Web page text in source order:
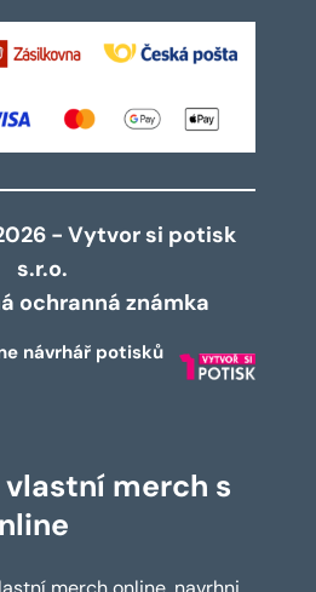
- Vytvor si potisk
s.r.o.
ochranná známka
návrhář potisků
merch s